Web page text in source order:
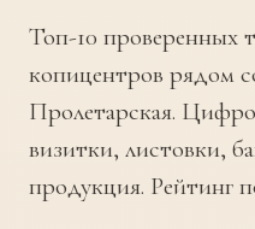
Топ-10 проверенных
копицентров рядом
Пролетарская.
визитки, листовки,
продукция. Рейтинг